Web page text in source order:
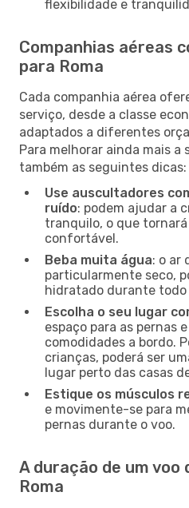
flexibilidade e
Companhias aéreas
para Roma
Cada companhia aérea
serviço, desde a classe
adaptados a diferentes
Para melhorar ainda mais a
também as seguintes dicas:
Use auscultadores
ruído: podem ajudar a
tranquilo, o que tornará
confortável.
Beba muita água: o ar
particularmente seco,
hidratado durante todo
Escolha o seu lugar
espaço para as pernas
comodidades a bordo.
crianças, poderá ser
lugar perto das casas
Estique os músculos
e movimente-se para
pernas durante o voo.
A duração de um voo
Roma